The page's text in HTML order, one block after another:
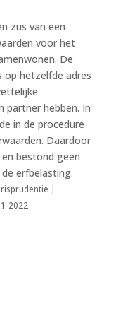
zus van een
voor het
De
op hetzelfde adres
partner hebben. In
in de procedure
Daardoor
bestond geen
erfbelasting.
|
2022